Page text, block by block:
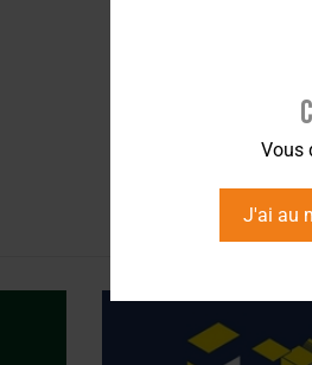
Vous
J'ai au